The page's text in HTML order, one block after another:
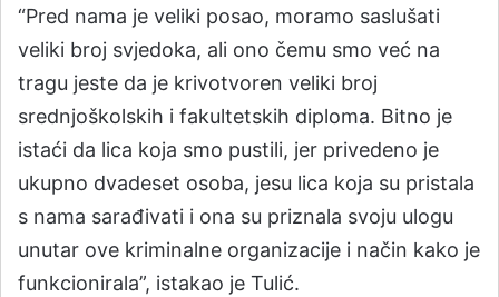
“Pred nama je veliki posao, moramo saslušati
veliki broj svjedoka, ali ono čemu smo već na
tragu jeste da je krivotvoren veliki broj
srednjoškolskih i fakultetskih diploma. Bitno je
istaći da lica koja smo pustili, jer privedeno je
ukupno dvadeset osoba, jesu lica koja su pristala
s nama sarađivati i ona su priznala svoju ulogu
unutar ove kriminalne organizacije i način kako je
funkcionirala”, istakao je Tulić.